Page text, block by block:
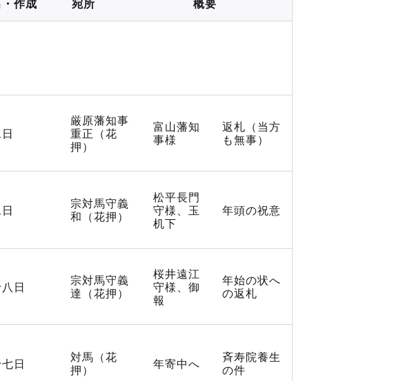
厳原藩知事
重正（花
押）
富山藩知
事様
返札（当方
も無事）
宗対馬守義
和（花押）
松平長門
守様、玉
机下
年頭の祝意
日
宗対馬守義
達（花押）
桜井遠江
守様、御
報
年始の状へ
の返札
日
対馬（花
押）
年寄中へ
斉寿院養生
の件